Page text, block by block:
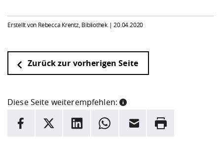
Erstellt von Rebecca Krentz, Bibliothek |20.04.2020
Zurück zur vorherigen Seite
Diese Seite weiterempfehlen:
INFORMATION
Hier stehen weitere Informationen und ein Link zur
Facebook
X LinkedInWhatsappE-Mail Drucken